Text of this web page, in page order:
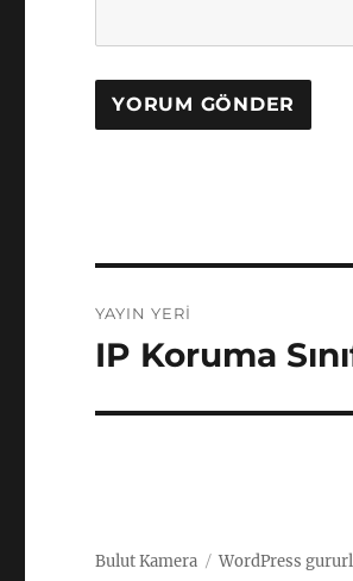
gezinmesi
YAYIN YERI
IP Koruma
Bulut Kamera WordPress